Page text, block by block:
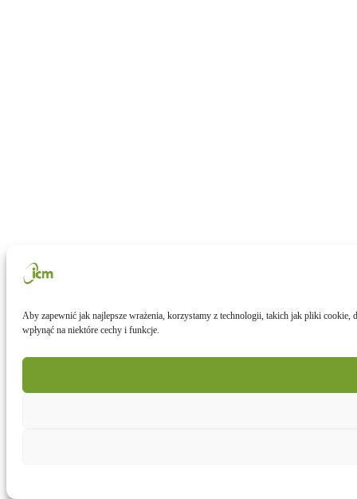
Aby zapewnić jak najlepsze wrażenia, korzystamy z technologii, takich jak pliki
wpłynąć na niektóre cechy i funkcje.